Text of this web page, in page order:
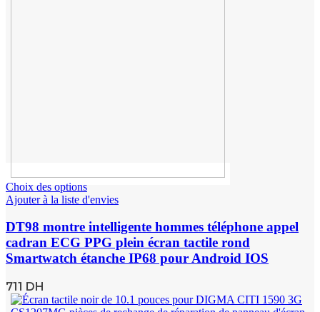
Choix des options
Ajouter à la liste d'envies
DT98 montre intelligente hommes téléphone appel
cadran ECG PPG plein écran tactile rond
Smartwatch étanche IP68 pour Android IOS
711 DH